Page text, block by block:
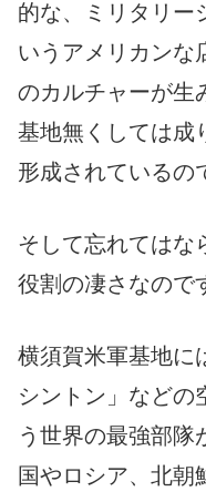
的な、ミリタリー
いうアメリカンな
のカルチャーが生
基地無くしては成
形成されているの
そして忘れてはな
役割の凄さなので
横須賀米軍基地に
シントン」などの
う世界の最強部隊
国やロシア、北朝